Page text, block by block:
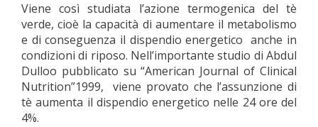
Viene così studiata l’azione termogenica del tè
verde, cioè la capacità di aumentare il metabolismo
e di conseguenza il dispendio energetico anche in
condizioni di riposo. Nell’importante studio di Abdul
Dulloo pubblicato su “American Journal of Clinical
Nutrition”1999, viene provato che l’assunzione di
tè aumenta il dispendio energetico nelle 24 ore del
4%.